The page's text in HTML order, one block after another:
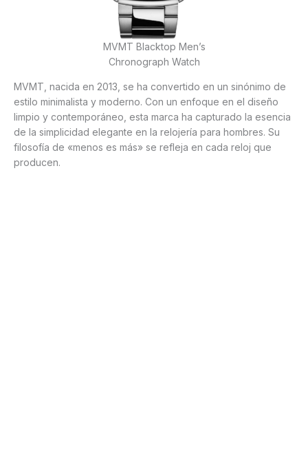
MVMT Blacktop Men’s
Chronograph Watch
MVMT, nacida en 2013, se ha convertido en un sinónimo de
estilo minimalista y moderno. Con un enfoque en el diseño
limpio y contemporáneo, esta marca ha capturado la esencia
de la simplicidad elegante en la relojería para hombres. Su
filosofía de «menos es más» se refleja en cada reloj que
producen.